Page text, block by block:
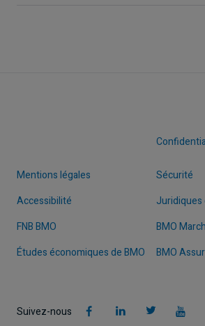
Mentions légales
Sécurité
Accessibilité
FNB BMO
BMO
Études économiques de BMO
BMO
Suivez-nous